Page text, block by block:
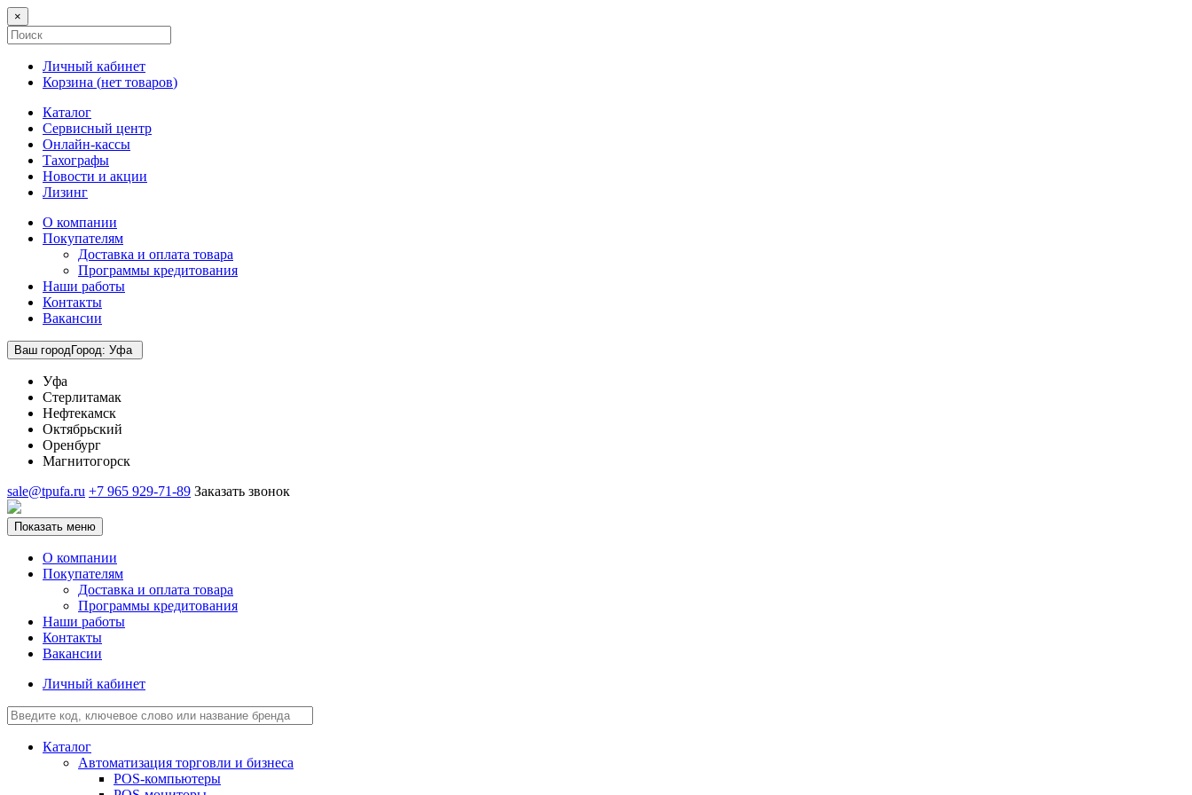
×
Личный кабинет
Корзина (нет товаров)
Каталог
Сервисный центр
Онлайн-кассы
Тахографы
Новости и акции
Лизинг
О компании
Покупателям
Доставка и оплата товара
Программы кредитования
Наши работы
Контакты
Вакансии
Ваш городГород: Уфа
Уфа
Стерлитамак
Нефтекамск
Октябрьский
Оренбург
Магнитогорск
sale@tpufa.ru +7 965 929-71-89 Заказать звонок
Показать меню
О компании
Покупателям
Доставка и оплата товара
Программы кредитования
Наши работы
Контакты
Вакансии
Личный кабинет
Каталог
Автоматизация торговли и бизнеса
POS-компьютеры